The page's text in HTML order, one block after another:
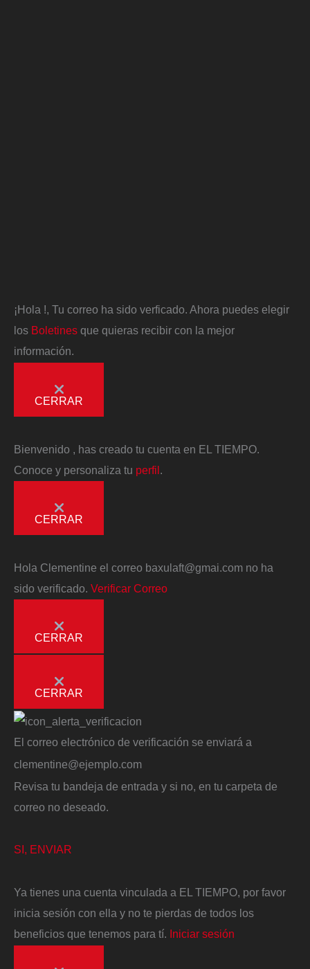
¡Hola !, Tu correo ha sido verficado. Ahora puedes elegir
los Boletines que quieras recibir con la mejor
información.
CERRAR
Bienvenido
, has creado tu cuenta en EL TIEMPO.
Conoce y personaliza tu perfil
CERRAR
Hola Clementine el correo baxulaft@gmai.com no ha
sido verificado. Verificar Correo
CERRAR
CERRAR
El correo electrónico de verificación se enviará a
clementine@ejemplo.com
Revisa tu bandeja de entrada y si no, en tu carpeta de
correo no deseado.
SI, ENVIAR
Ya tienes una cuenta vinculada a EL TIEMPO, por favor
inicia sesión con ella y no te pierdas de todos los
beneficios que tenemos para tí. Iniciar sesión